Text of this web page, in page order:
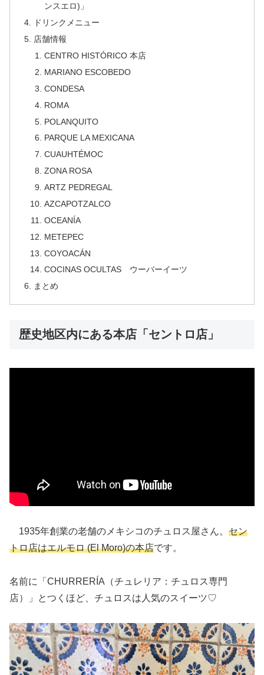
ンスエロ)」
ドリンクメニュー
店舗情報
CENTRO HISTÓRICO 本店
MARIANO ESCOBEDO
CONDESA
ROMA
POLANQUITO
PARQUE LA MEXICANA
CUAUHTÉMOC
ZONA ROSA
ARTZ PEDREGAL
AZCAPOTZALCO
OCEANÍA
METEPEC
COYOACÁN
COCINAS OCULTAS ウーバーイーツ
まとめ
歴史地区内にある本店「セントロ店」
1935年創業の老舗のメキシコのチュロス屋さん。 セン
トロ店はエルモロ (El Moro)の本店です。
名前に「CHURRERÍA（チュレリア：チュロス専門
店）」とつくほど、チュロスは人気のスイーツ♡